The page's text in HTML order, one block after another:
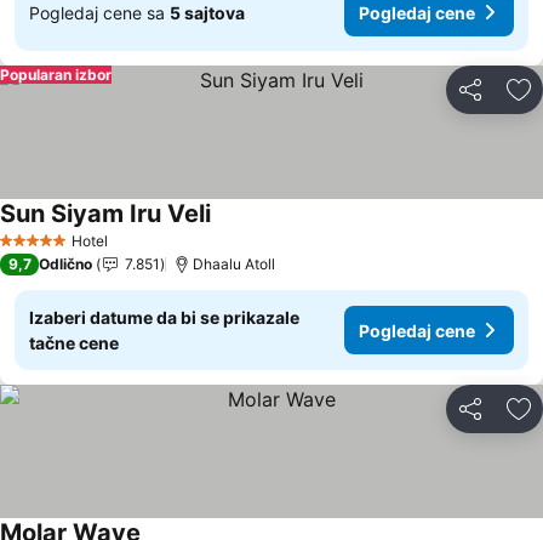
Pogledaj cene sa 5 sajtova Pogledaj cene
Deli
Popularan izbor
5 ZvezdiceHotel
Sun Siyam Iru Veli
9,7 Odlično 7.851 Dhaalu Atoll
Izaberi datume da bi se prikazale
tačne cene
Pogledaj cene
Deli
Molar Wave